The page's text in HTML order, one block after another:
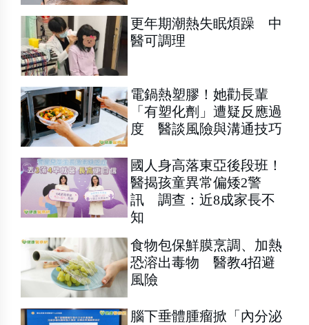
更年期潮熱失眠煩躁 中
醫可調理
電鍋熱塑膠！她勸長輩
「有塑化劑」遭疑反應過
度 醫談風險與溝通技巧
國人身高落東亞後段班！
醫揭孩童異常偏矮2警
訊 調查：近8成家長不
知
食物包保鮮膜烹調、加熱
恐溶出毒物 醫教4招避
風險
腦下垂體腫瘤掀「內分泌